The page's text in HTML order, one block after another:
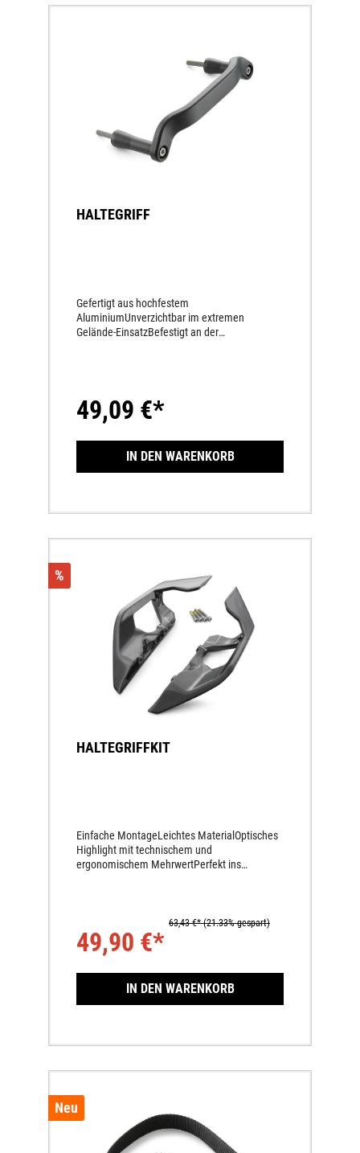
HALTEGRIFF
Gefertigt aus hochfestem
AluminiumUnverzichtbar im extremen
Gelände-EinsatzBefestigt an der
49,09 €*
IN DEN WARENKORB
%
HALTEGRIFFKIT
Einfache MontageLeichtes MaterialOptisches
Highlight mit technischem und
ergonomischem MehrwertPerfekt ins
49,90 €*
63,43 €* (21.33% gespart)
IN DEN WARENKORB
Neu